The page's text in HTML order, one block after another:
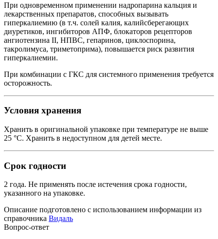
При одновременном применении надропарина кальция и
лекарственных препаратов, способных вызывать
гиперкалиемию (в т.ч. солей калия, калийсберегающих
диуретиков, ингибиторов АПФ, блокаторов рецепторов
ангиотензина II, НПВС, гепаринов, циклоспорина,
такролимуса, триметоприма), повышается риск развития
гиперкалиемии.
При комбинации с ГКС для системного применения требуется
осторожность.
Условия хранения
Хранить в оригинальной упаковке при температуре не выше
25 °С. Хранить в недоступном для детей месте.
Срок годности
2 года. Не применять после истечения срока годности,
указанного на упаковке.
Описание подготовлено с использованием информации из
справочника Видаль
Вопрос-ответ